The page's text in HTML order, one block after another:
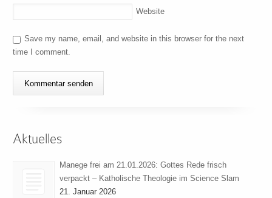
Website
Save my name, email, and website in this browser for the next
time I comment.
Aktuelles
Manege frei am 21.01.2026: Gottes Rede frisch
verpackt – Katholische Theologie im Science Slam
21. Januar 2026